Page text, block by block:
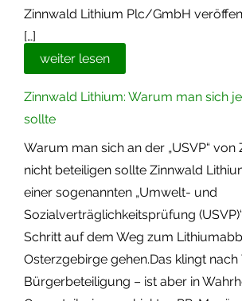
Zinnwald Lithium Plc/GmbH
[…]
weiter lesen
Zinnwald Lithium: Warum man sich
sollte
Warum man sich an der „USVP“
nicht beteiligen sollte Zinnwald
einer sogenannten „Umwelt- und
Sozialverträglichkeitsprüfung
Schritt auf dem Weg zum
Osterzgebirge gehen.Das klingt
Bürgerbeteiligung – ist aber in